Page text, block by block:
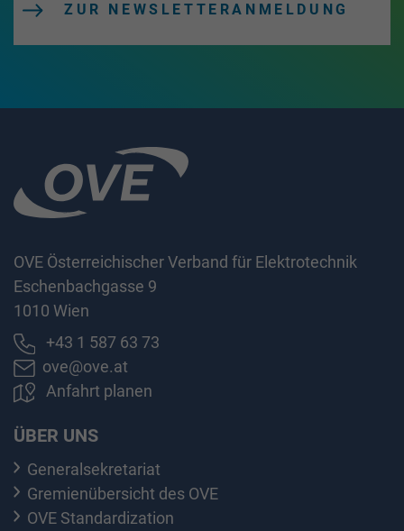
ZUR NEWSLETTERANMELDUNG
OVE Österreichischer Verband für Elektrotechnik
Eschenbachgasse 9
1010 Wien
+43 1 587 63 73
ove@ove.at
Anfahrt planen
ÜBER UNS
Generalsekretariat
Gremienübersicht des OVE
OVE Standardization